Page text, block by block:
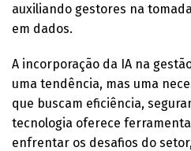
auxiliando gestores na
em dados.
A incorporação da IA na
uma tendência, mas uma
que buscam eficiência,
tecnologia oferece
enfrentar os desafios do